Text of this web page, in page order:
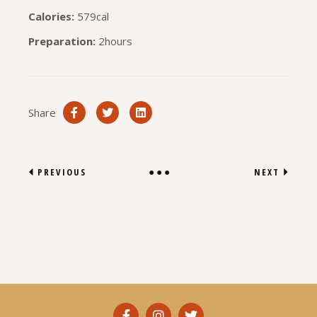
Calories: 579cal
Preparation: 2hours
Share
PREVIOUS NEXT